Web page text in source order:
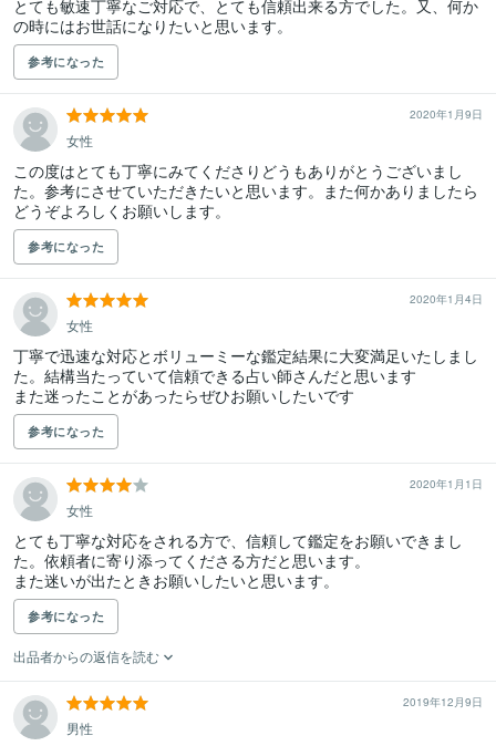
とても敏速丁寧なご対応で、とても信頼出来る方でした。又、何か
の時にはお世話になりたいと思います。
参考になった
2020年1月9日
女性
この度はとても丁寧にみてくださりどうもありがとうございまし
た。参考にさせていただきたいと思います。また何かありましたら
どうぞよろしくお願いします。
参考になった
2020年1月4日
女性
丁寧で迅速な対応とボリューミーな鑑定結果に大変満足いたしまし
た。結構当たっていて信頼できる占い師さんだと思います
また迷ったことがあったらぜひお願いしたいです
参考になった
2020年1月1日
女性
とても丁寧な対応をされる方で、信頼して鑑定をお願いできまし
た。依頼者に寄り添ってくださる方だと思います。
また迷いが出たときお願いしたいと思います。
参考になった
出品者からの返信を読む
2019年12月9日
男性